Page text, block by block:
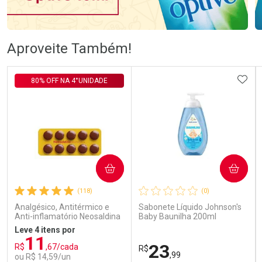
Comprar sem Desconto
Por R$ 76,78/cada
Comprar sem Desconto
Por R$ 76,78/cada
Comprar sem Desconto
Comprar sem Desconto
Aproveite Também!
(118)
Analgésico, Antitérmico e
Anti-inflamatório Neosaldina
30mg + 300mg + 30mg 10
Drágeas
80% OFF NA 4°UNIDADE
Leve 4 itens por
R$11 ,67/cada
ou R$ 14,59/un
COMPRAR
(0)
Sabonete Líquido Johnson's
Baby Baunilha 200ml
R$23,99
COMPRAR